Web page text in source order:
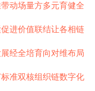
动场量方多元育健全
进价值联结让各相链
经全培育向对维布局
准双核组织链数字化